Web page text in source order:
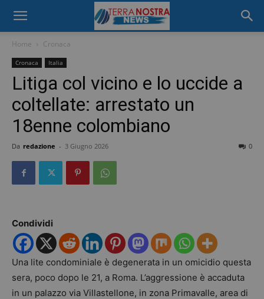
Home Cronaca
Cronaca Italia
Litiga col vicino e lo uccide a
coltellate: arrestato un
18enne colombiano
Da redazione - 3 Giugno 2026 0
Condividi
Una lite condominiale è degenerata in un omicidio questa
sera, poco dopo le 21, a Roma. L’aggressione è accaduta
in un palazzo via Villastellone, in zona Primavalle, area di